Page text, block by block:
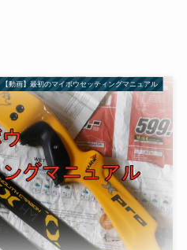
【動画】最初のマイボウセッティングマニュアル